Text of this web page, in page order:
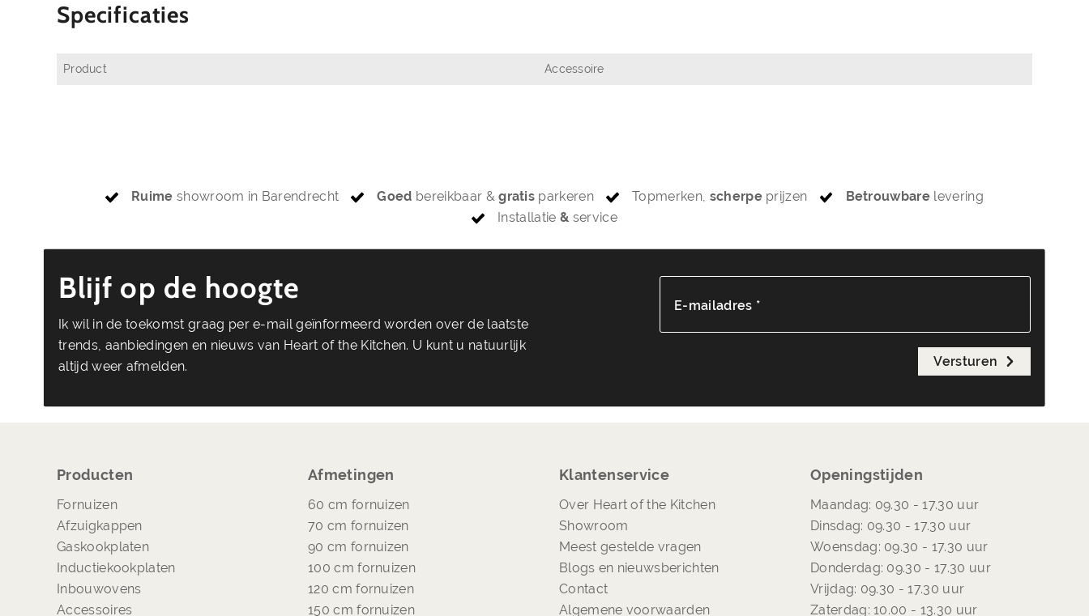
Specificaties
Product Accessoire
Ruimeshowroom in Barendrecht Goed bereikbaar &gratis parkeren Topmerken, scherpeprijzen Betrouwbare levering
Installatie & service
Blijf op de hoogte
Ik wil in de toekomst graag per e-mail geïnformeerd worden over de laatste
trends, aanbiedingen en nieuws van Heart of the Kitchen. U kunt u natuurlijk
altijd weer afmelden.
E-mailadres *
Versturen
Producten
Fornuizen
Afzuigkappen
Gaskookplaten
Inductiekookplaten
Inbouwovens
Accessoires
Afmetingen
60 cm fornuizen
70 cm fornuizen
90 cm fornuizen
100 cm fornuizen
120 cm fornuizen
150 cm fornuizen
Klantenservice
Over Heart of the Kitchen
Showroom
Meest gestelde vragen
Blogs en nieuwsberichten
Contact
Algemene voorwaarden
Openingstijden
Maandag: 09.30 - 17.30 uur
Dinsdag: 09.30 - 17.30 uur
Woensdag: 09.30 - 17.30 uur
Donderdag: 09.30 - 17.30 uur
Vrijdag: 09.30 - 17.30 uur
Zaterdag: 10.00 - 13.30 uur